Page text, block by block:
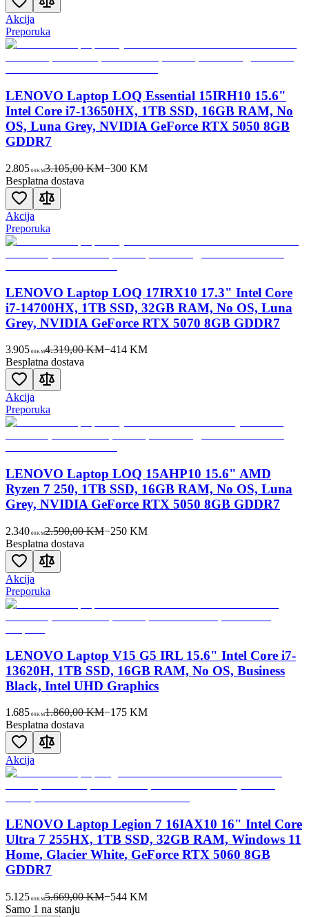
Akcija
Preporuka
LENOVO Laptop LOQ Essential 15IRH10 15.6"
Intel Core i7-13650HX, 1TB SSD, 16GB RAM, No
OS, Luna Grey, NVIDIA GeForce RTX 5050 8GB
GDDR7
2.805 00KM3.105,00 KM−300KM
Besplatna dostava
Akcija
Preporuka
LENOVO Laptop LOQ 17IRX10 17.3" Intel Core
i7-14700HX, 1TB SSD, 32GB RAM, No OS, Luna
Grey, NVIDIA GeForce RTX 5070 8GB GDDR7
3.905 00KM4.319,00 KM−414KM
Besplatna dostava
Akcija
Preporuka
LENOVO Laptop LOQ 15AHP10 15.6" AMD
Ryzen 7 250, 1TB SSD, 16GB RAM, No OS, Luna
Grey, NVIDIA GeForce RTX 5050 8GB GDDR7
2.340 00KM2.590,00 KM−250KM
Besplatna dostava
Akcija
Preporuka
LENOVO Laptop V15 G5 IRL 15.6" Intel Core i7-
13620H, 1TB SSD, 16GB RAM, No OS, Business
Black, Intel UHD Graphics
1.685 00KM1.860,00 KM−175KM
Besplatna dostava
Akcija
LENOVO Laptop Legion 7 16IAX10 16" Intel Core
Ultra 7 255HX, 1TB SSD, 32GB RAM, Windows 11
Home, Glacier White, GeForce RTX 5060 8GB
GDDR7
5.125 00KM5.669,00 KM−544KM
Samo 1 na stanju